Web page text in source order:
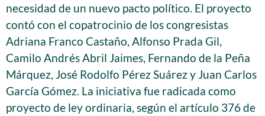
necesidad de un nuevo pacto político. El proyecto
contó con el copatrocinio de los congresistas
Adriana Franco Castaño, Alfonso Prada Gil,
Camilo Andrés Abril Jaimes, Fernando de la Peña
Márquez, José Rodolfo Pérez Suárez y Juan Carlos
García Gómez. La iniciativa fue radicada como
proyecto de ley ordinaria, según el artículo 376 de